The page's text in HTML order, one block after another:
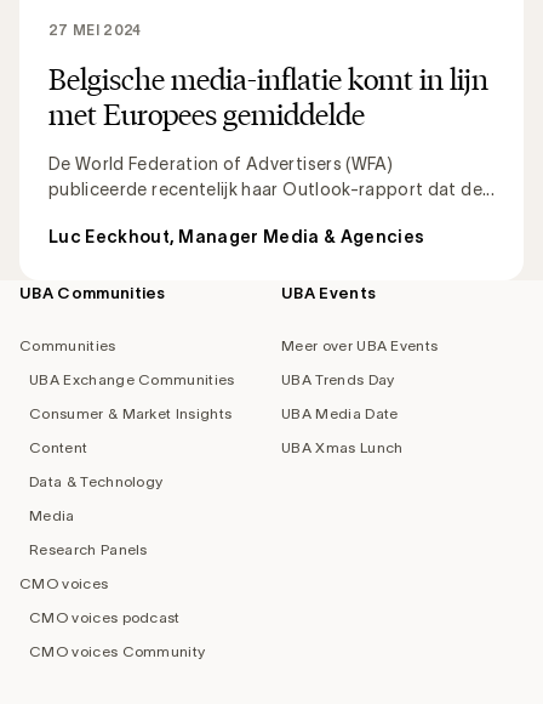
Belgische media-inflatie komt in lijn
met Europees gemiddelde
De World Federation of Advertisers (WFA)
publiceerde recentelijk haar Outlook-rapport dat de...
27 MEI 2024
Luc Eeckhout, Manager Media & Agencies
Footer
UBA Communities
Communities
UBA Exchange Communities
Consumer & Market Insights
Content
Data & Technology
Media
Research Panels
CMO voices
CMO voices podcast
CMO voices Community
UBA Events
Meer over UBA Events
UBA Trends Day
UBA Media Date
UBA Xmas Lunch